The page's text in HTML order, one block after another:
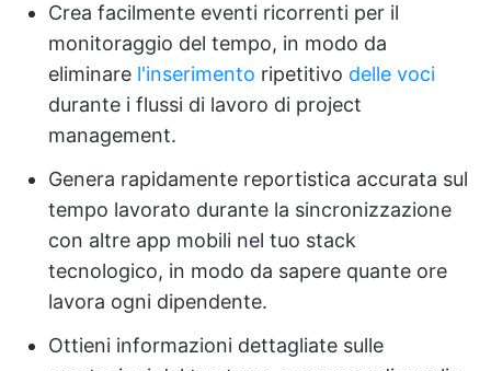
Crea facilmente eventi ricorrenti per il
monitoraggio del tempo, in modo da
eliminare l'inserimento ripetitivo delle voci
durante i flussi di lavoro di project
management.
Genera rapidamente reportistica accurata sul
tempo lavorato durante la sincronizzazione
con altre app mobili nel tuo stack
tecnologico, in modo da sapere quante ore
lavora ogni dipendente.
Ottieni informazioni dettagliate sulle